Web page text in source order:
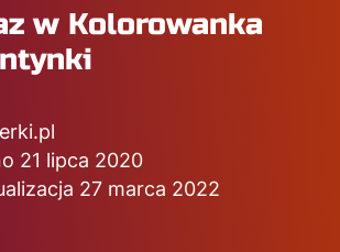
w Kolorowanka
21 lipca 2020
27 marca 2022